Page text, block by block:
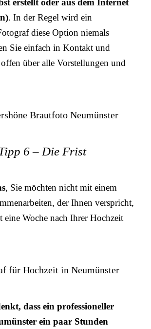
erstellt oder aus dem Internet
. In der Regel wird ein
diese Option niemals
Sie einfach in Kontakt und
über alle Vorstellungen und
6 – Die Frist
, Sie möchten nicht mit einem
der Ihnen verspricht,
eine Woche nach Ihrer Hochzeit
dass ein professioneller
ein paar Stunden